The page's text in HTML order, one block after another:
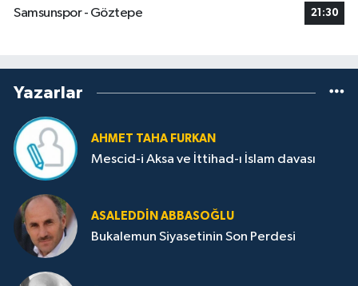
Samsunspor - Göztepe
21:30
Yazarlar
AHMET TAHA FURKAN
Mescid-i Aksa ve İttihad-ı İslam davası
ASALEDDIN ABBASOĞLU
Bukalemun Siyasetinin Son Perdesi